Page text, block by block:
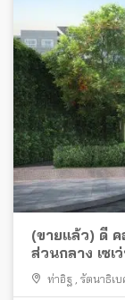
(ขายแล้ว) ดี
ส่วนกลาง เซเ
ท่าอิฐ รัตนาธิเบ